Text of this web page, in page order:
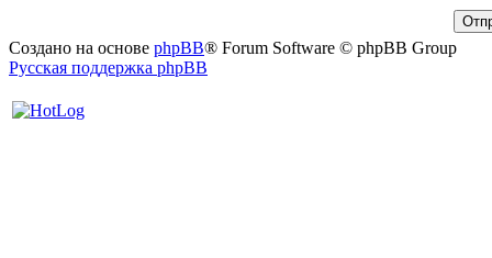
Создано на основе phpBB® Forum Software © phpBB Group
Русская поддержка phpBB